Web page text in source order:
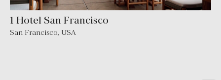
1 Hotel San Francisco
San Francisco, USA